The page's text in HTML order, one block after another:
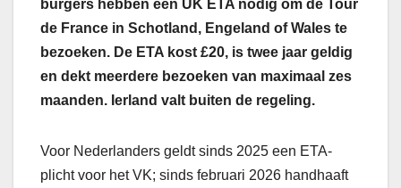
burgers hebben een UK ETA nodig om de Tour
de France in Schotland, Engeland of Wales te
bezoeken. De ETA kost £20, is twee jaar geldig
en dekt meerdere bezoeken van maximaal zes
maanden. Ierland valt buiten de regeling.
Voor Nederlanders geldt sinds 2025 een ETA-
plicht voor het VK; sinds februari 2026 handhaaft